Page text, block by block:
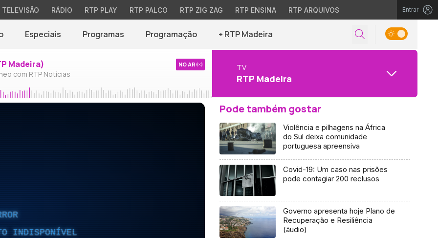
TELEVISÃO RÁDIO RTP PLAY RTP PALCO RTP ZIG ZAG RTP ENSINA RTP ARQUIVOS Entrar
Especiais Programas Programação + RTP Madeira
Madeira)
com RTP Notícias
NO AR TV
RTP Madeira
INDISPONÍVEL
Pode também gostar
Violência e pilhagens na África
do Sul deixa comunidade
portuguesa apreensiva
Covid-19: Um caso nas prisões
pode contagiar 200 reclusos
Governo apresenta hoje Plano de
Recuperação e Resiliência
(áudio)